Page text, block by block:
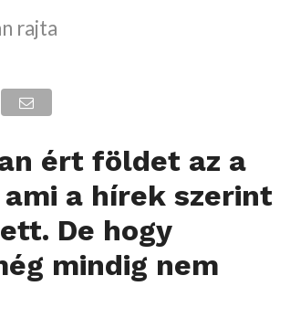
rajta
ért földet az a
a hírek szerint
De hogy
mindig nem